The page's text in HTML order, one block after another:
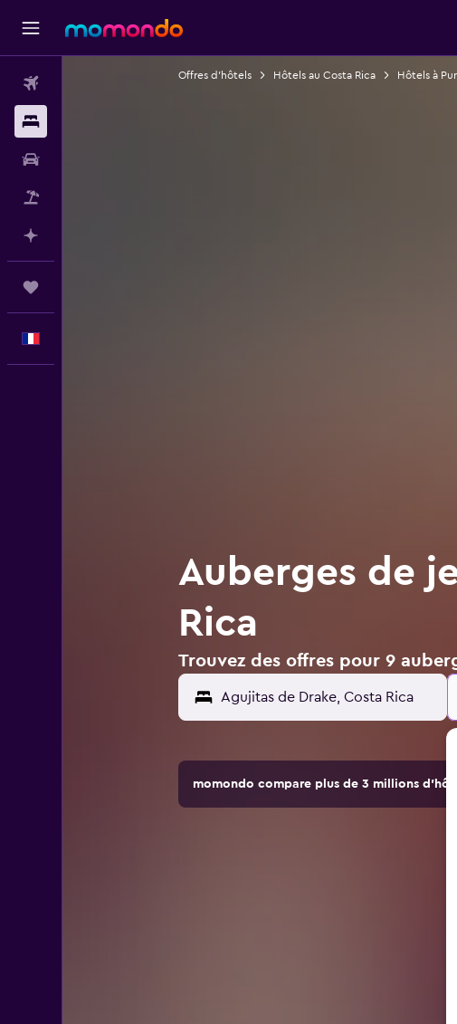
Offres d’hôtels Hôtels au Costa Rica Hôtels à
Auberges de
Rica
Trouvez des offres pour 9
momondo compare plus de 3 millions